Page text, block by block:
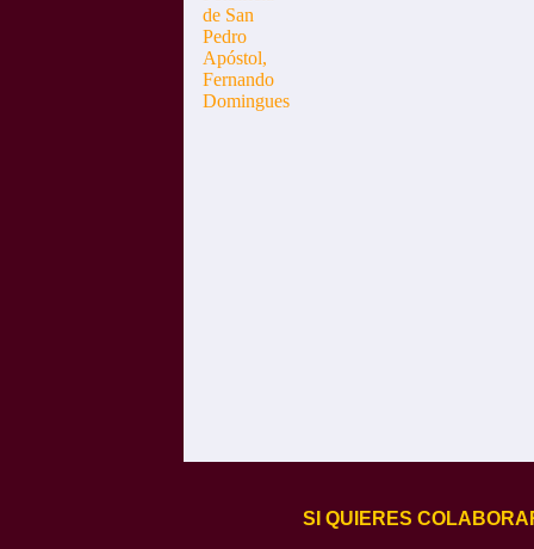
SI QUIERES